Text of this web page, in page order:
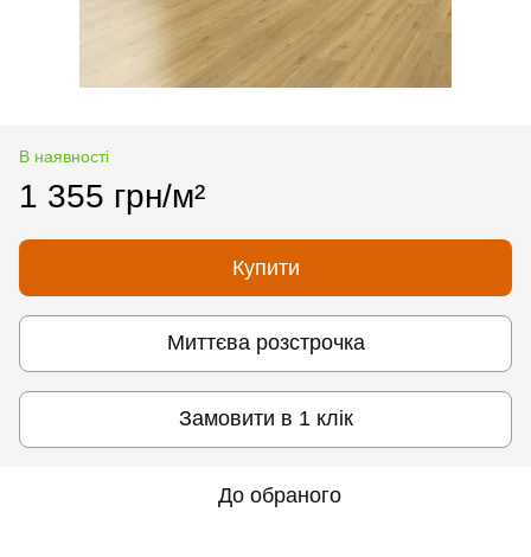
В наявності
1 355 грн/м²
Купити
Миттєва розстрочка
Замовити в 1 клік
До обраного